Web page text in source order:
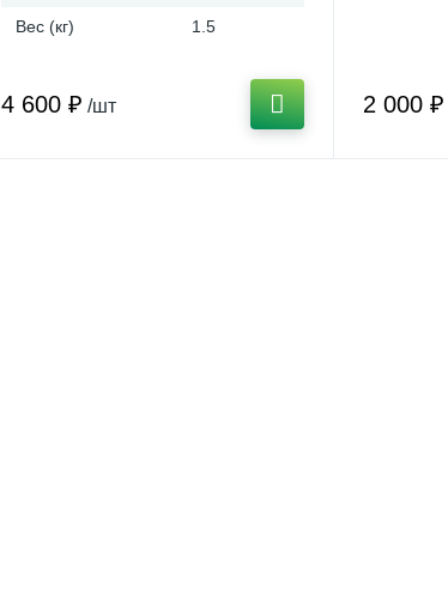
Вес (кг)
1.5
4 600 ₽ /шт 2 000 ₽